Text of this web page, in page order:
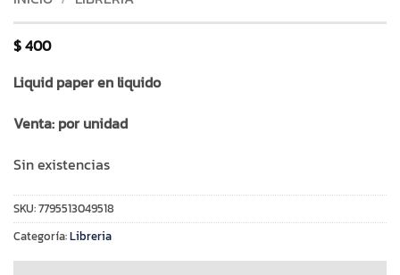
$400
Liquid paper en liquido
Venta: por unidad
Sin existencias
SKU:7795513049518
Categoría:Libreria